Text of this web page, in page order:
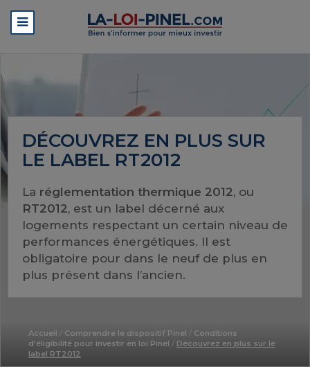
DÉCOUVREZ EN PLUS SUR
LE LABEL RT2012
La réglementation thermique 2012, ou
RT2012, est un label décerné aux
logements respectant un certain niveau de
performances énergétiques. Il est
obligatoire pour dans le neuf de plus en
plus présent dans l’ancien.
Accueil / Comprendre le dispositif Pinel / Conditions
d’éligibilité pour investir en loi Pinel / Découvrez en plus sur le
label RT2012